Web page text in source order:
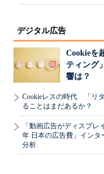
デジタル広告
Cookieを
ティング
響は？
Cookieレスの時代 「リ
ることはまだあるか？
「動画広告がディスプレ
年 日本の広告費」インタ
分析